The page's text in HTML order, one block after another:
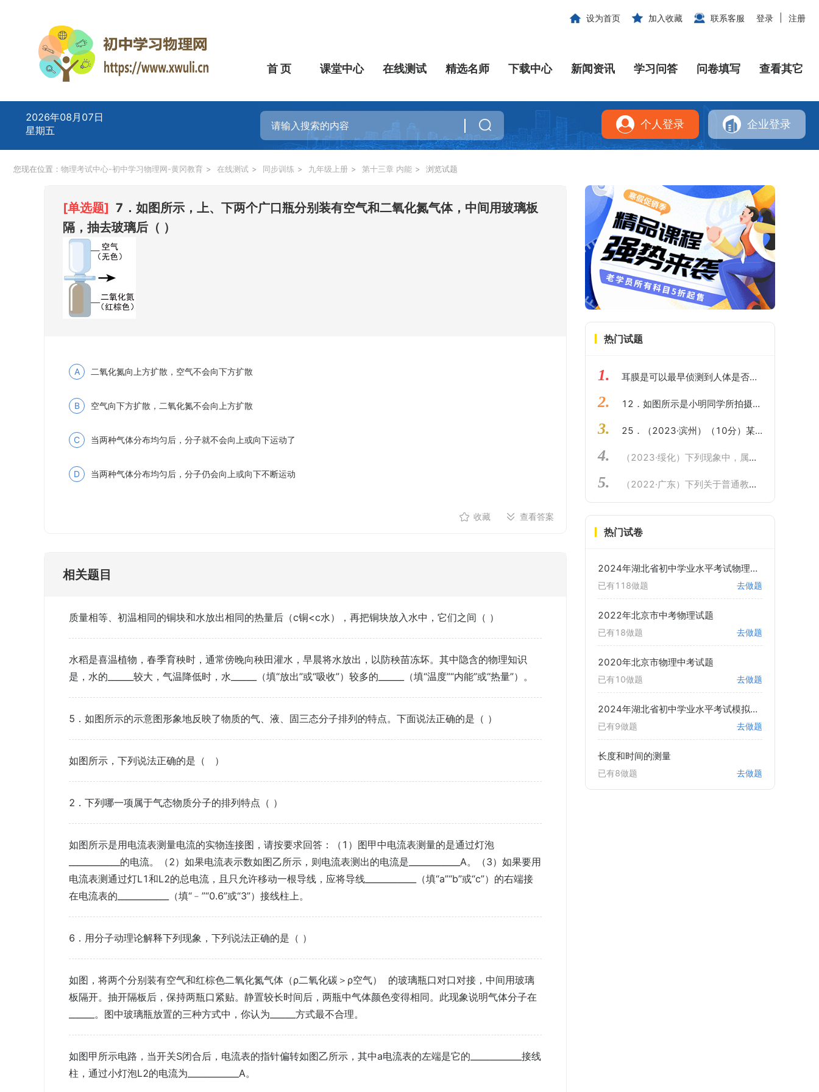
设为首页 加入收藏 联系客服 登录 注册
首 页 课堂中心 在线测试 精选名师 下载中心 新闻资讯 学习问答 问卷填写 查看其它
2026年08月07日
星期五
个人登录 企业登录
您现在位置： 物理考试中心-初中学习物理网-黄冈教育 > 在线测试 > 同步训练 > 九年级上册 > 第十三章 内能 > 浏览试题
[单选题] 7．如图所示，上、下两个广口瓶分别装有空气和二氧化氮气体，中间用玻璃板
隔，抽去玻璃后（ ）
A 二氧化氮向上方扩散，空气不会向下方扩散
B 空气向下方扩散，二氧化氮不会向上方扩散
C 当两种气体分布均匀后，分子就不会向上或向下运动了
D 当两种气体分布均匀后，分子仍会向上或向下不断运动
收藏 查看答案
相关题目
质量相等、初温相同的铜块和水放出相同的热量后（c铜<c水），再把铜块放入水中，它们之间（ ）
水稻是喜温植物，春季育秧时，通常傍晚向秧田灌水，早晨将水放出，以防秧苗冻坏。其中隐含的物理知识
是，水的______较大，气温降低时，水______（填“放出”或“吸收”）较多的______（填“温度”“内能”或“热量”）。
5．如图所示的示意图形象地反映了物质的气、液、固三态分子排列的特点。下面说法正确的是（ ）
如图所示，下列说法正确的是（ ）
2．下列哪一项属于气态物质分子的排列特点（ ）
如图所示是用电流表测量电流的实物连接图，请按要求回答：（1）图甲中电流表测量的是通过灯泡
____________的电流。（2）如果电流表示数如图乙所示，则电流表测出的电流是____________A。（3）如果要用
电流表测通过灯L1和L2的总电流，且只允许移动一根导线，应将导线____________（填“a”“b”或“c”）的右端接
在电流表的____________（填“﹣”“0.6”或“3”）接线柱上。
6．用分子动理论解释下列现象，下列说法正确的是（ ）
如图，将两个分别装有空气和红棕色二氧化氮气体（ρ二氧化碳＞ρ空气） 的玻璃瓶口对口对接，中间用玻璃
板隔开。抽开隔板后，保持两瓶口紧贴。静置较长时间后，两瓶中气体颜色变得相同。此现象说明气体分子在
______。图中玻璃瓶放置的三种方式中，你认为______方式最不合理。
如图甲所示电路，当开关S闭合后，电流表的指针偏转如图乙所示，其中a电流表的左端是它的____________接线
柱，通过小灯泡L2的电流为____________A。
热门试题
1. 耳膜是可以最早侦测到人体是否有发烧的地方。耳膜因热辐射会发出电磁波，耳温枪可侦测其中强度最高波长为λm的波，并利用波长λm与耳温间的关系来判定体温。已知电磁波的波速c，波长λ，周期T满足的关系为。当耳温为308.15K时，测得波长λm为9404.5nm，而耳温为310.15K 时测得的波长λm为9343.9nm，则下列叙述正确的是
2. 12．如图所示是小明同学所拍摄的一幅海边风景照片。由照片所示的情景，可以分析判断出甲船的运动状态是_______ ，且速度_______ 风速，乙船的运动状态可能是_______ 。
3. 25．（2023·滨州）（10分）某科研小组用如图甲所示的电路，对由多种半导体材料混合制成的一种新材料电阻R3（标有2.5V字样）进行了测量。电源电压恒定不变，电流表的量程为0～0.6A，电压表的量程为0～3V。当闭合S和S1、断开S2，将滑动变阻器R2的滑片P从一端移至另一端，测得电流表示数随电压表示数变化情况如图乙中的图象A所示。当把电压表并联在R3两端，闭合S和S2、断开S1，移动滑动变阻器R2的滑片P，测得新材料电阻R3电流随电压变化情况如图乙中的图象B所示。求：（2）滑动变阻器R2的最大阻值。（3）电源电压。（4）在图甲电路中，电压表并联在R2两端，当闭合S和S2、断开S1时，为保证电路安全，滑动变阻器R2连入电路的阻值范围。
4. （2023·绥化）下列现象中，属于凝华的是（ ）
5. （2022·广东）下列关于普通教室内的物理量的估测，符合实际的是（ ）
热门试卷
2024年湖北省初中学业水平考试物理试题
去做题
已有118做题
2022年北京市中考物理试题
去做题
已有18做题
2020年北京市物理中考试题
去做题
已有10做题
2024年湖北省初中学业水平考试模拟演练 物理试卷
去做题
已有9做题
长度和时间的测量
去做题
已有8做题